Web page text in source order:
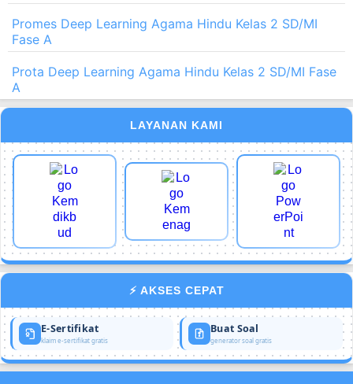
Promes Deep Learning Agama Hindu Kelas 2 SD/MI
Fase A
Prota Deep Learning Agama Hindu Kelas 2 SD/MI Fase
A
LAYANAN KAMI
⚡ AKSES CEPAT
E-Sertifikat
klaim e-sertifikat gratis
Buat Soal
generator soal gratis